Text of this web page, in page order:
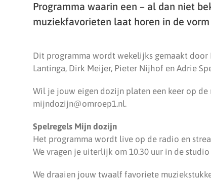
Programma waarin een – al dan niet
muziekfavorieten laat horen in de
Dit programma wordt wekelijks gemaakt door
Lantinga, Dirk Meijer, Pieter Nijhof en Adrie
Wil je jouw eigen dozijn platen een keer op
mijndozijn@omroep1.nl.
Spelregels Mijn dozijn
Het programma wordt live op de radio en
We vragen je uiterlijk om 10.30 uur in de
We draaien jouw twaalf favoriete